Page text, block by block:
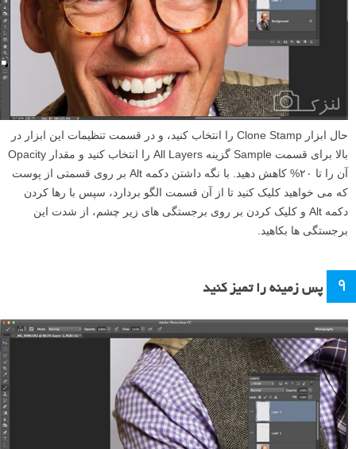
حال ابزار Clone Stamp را انتخاب کنید، و در قسمت تنظیمات این ابزار در
بالا برای قسمت Sample گزینه All Layers را انتخاب کنید و مقدار Opacity
آن را تا ۲۰% کاهش دهید. با نگه داشتن دکمه Alt بر روی قسمتی از پوست
که می خواهید کلیک کنید تا از آن قسمت الگو بردارد، سپس با رها کردن
دکمه Alt و کلیک کردن بر روی برجستگی های زیر چشم، از شدت این
برجستگی ها بکاهید.
۹ پس زمینه را تمیز کنید